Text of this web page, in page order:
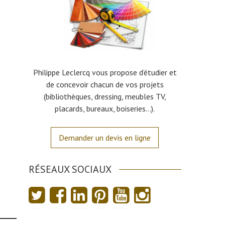
Philippe Leclercq vous propose d’étudier et
de concevoir chacun de vos projets
(bibliothèques, dressing, meubles TV,
placards, bureaux, boiseries…).
Demander un devis en ligne
RÉSEAUX SOCIAUX